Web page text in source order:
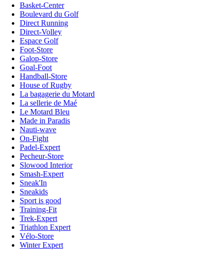
Basket-Center
Boulevard du Golf
Direct Running
Direct-Volley
Espace Golf
Foot-Store
Galop-Store
Goal-Foot
Handball-Store
House of Rugby
La bagagerie du Motard
La sellerie de Maé
Le Motard Bleu
Made in Paradis
Nauti-wave
On-Fight
Padel-Expert
Pecheur-Store
Slowood Interior
Smash-Expert
Sneak'In
Sneakids
Sport is good
Training-Fit
Trek-Expert
Triathlon Expert
Vélo-Store
Winter Expert